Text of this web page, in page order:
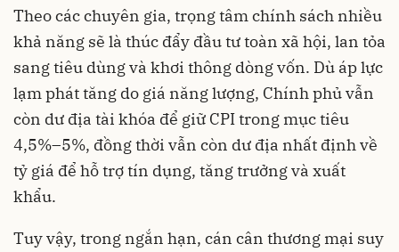
Theo các chuyên gia, trọng tâm chính sách nhiều
khả năng sẽ là thúc đẩy đầu tư toàn xã hội, lan tỏa
sang tiêu dùng và khơi thông dòng vốn. Dù áp lực
lạm phát tăng do giá năng lượng, Chính phủ vẫn
còn dư địa tài khóa để giữ CPI trong mục tiêu
4,5%–5%, đồng thời vẫn còn dư địa nhất định về
tỷ giá để hỗ trợ tín dụng, tăng trưởng và xuất
khẩu.
Tuy vậy, trong ngắn hạn, cán cân thương mại suy